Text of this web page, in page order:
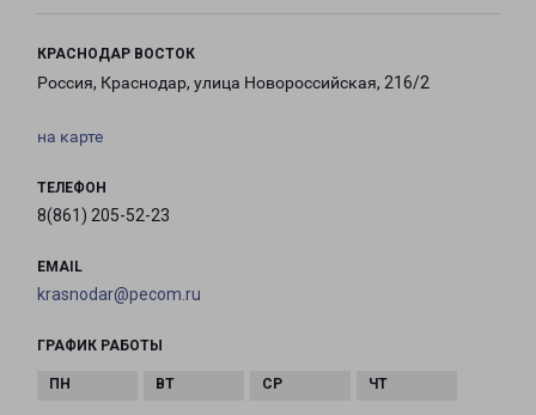
КРАСНОДАР ВОСТОК
Россия, Краснодар, улица Новороссийская, 216/2
на карте
ТЕЛЕФОН
8(861) 205-52-23
EMAIL
krasnodar@pecom.ru
ГРАФИК РАБОТЫ